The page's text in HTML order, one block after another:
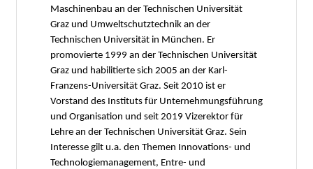
Maschinenbau an der Technischen Universität
Graz und Umweltschutztechnik an der
Technischen Universität in München. Er
promovierte 1999 an der Technischen Universität
Graz und habilitierte sich 2005 an der Karl-
Franzens-Universität Graz. Seit 2010 ist er
Vorstand des Instituts für Unternehmungsführung
und Organisation und seit 2019 Vizerektor für
Lehre an der Technischen Universität Graz. Sein
Interesse gilt u.a. den Themen Innovations- und
Technologiemanagement, Entre- und